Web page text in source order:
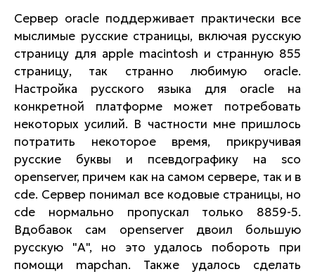
Сервер oracle поддерживает практически все
мыслимые русские страницы, включая русскую
страницу для apple macintosh и странную 855
страницу, так странно любимую oracle.
Настройка русского языка для oracle на
конкретной платформе может потребовать
некоторых усилий. В частности мне пришлось
потратить некоторое время, прикручивая
русские буквы и псевдографику на sco
openserver, причем как на самом сервере, так и в
cde. Сервер понимал все кодовые страницы, но
cde нормально пропускал только 8859-5.
Вдобавок сам openserver двоил большую
русскую "А", но это удалось побороть при
помощи mapchan. Также удалось сделать